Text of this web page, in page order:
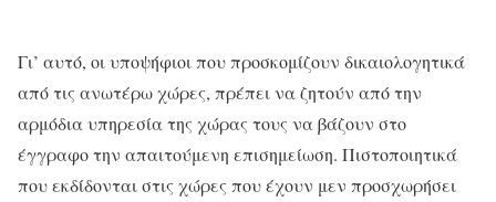
Γι’ αυτό, οι υποψήφιοι που προσκομίζουν δικαιολογητικά
από τις ανωτέρω χώρες, πρέπει να ζητούν από την
αρμόδια υπηρεσία της χώρας τους να βάζουν στο
έγγραφο την απαιτούμενη επισημείωση. Πιστοποιητικά
που εκδίδονται στις χώρες που έχουν μεν προσχωρήσει